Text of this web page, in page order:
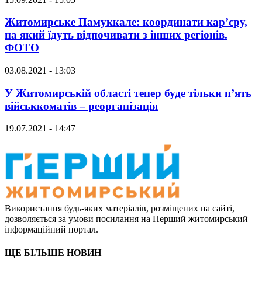
Житомирське Памуккале: координати кар’єру,
на який їдуть відпочивати з інших регіонів.
ФОТО
03.08.2021 - 13:03
У Житомирській області тепер буде тільки п’ять
військкоматів – реорганізація
19.07.2021 - 14:47
Використання будь-яких матеріалів, розміщених на сайті,
дозволяється за умови посилання на Перший житомирський
інформаційний портал.
ЩЕ БІЛЬШЕ НОВИН